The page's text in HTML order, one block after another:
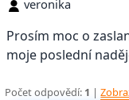
veronika
Prosím moc o
moje poslední
Počet odpovědí: 1 |